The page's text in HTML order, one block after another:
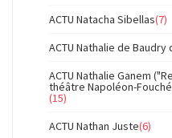
ACTU Natacha Sibellas(7)
ACTU Nathalie de Baudry
ACTU Nathalie Ganem
théâtre Napoléon-
(15)
ACTU Nathan Juste(6)